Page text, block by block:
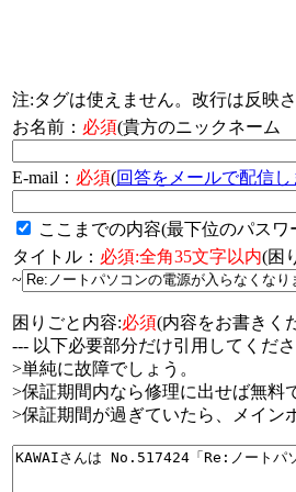
注:タグは使えません。改行は反映
お名前： 必須(貴方のニックネーム
E-mail： 必須(回答をメールで配信
ここまでの内容(最下位のパス
タイトル： 必須:全角35文字以内(困
~
困りごと内容:必須(内容をお書きく
--- 以下必要部分だけ引用してくだ
>単純に故障でしょう。
>保証期間内なら修理に出せば無料
>保証期間が過ぎていたら、メイン